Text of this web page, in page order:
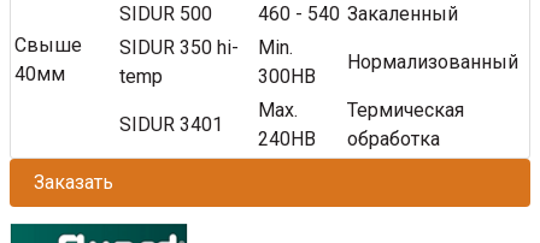
Свыше
40мм
SIDUR 500
460 - 540 Закаленный
SIDUR 350 hi-
temp
Min.
300HB
Нормализованный
SIDUR 3401
Max.
240HB
Термическая
обработка
Заказать